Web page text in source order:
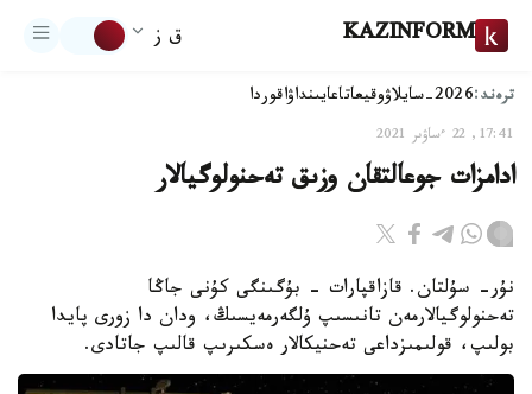
KAZINFORM ق ز
ترەند:2026-سايلاۋ وقيعاتاعايىنداۋاقوردا
17:41, 22 ءساۋىر 2021
ادامزات جوعالتقان وزىق تەحنولوگيالار
نۇر- سۇلتان. قازاقپارات - بۇگىنگى كۇنى جاڭا
تەحنولوگيالارمەن تانىسىپ ۇلگەرمەيسىڭ، ودان دا زورى پايدا
بولىپ، قولىمىزداعى تەحنيكالار ەسكىرىپ قالىپ جاتادى.